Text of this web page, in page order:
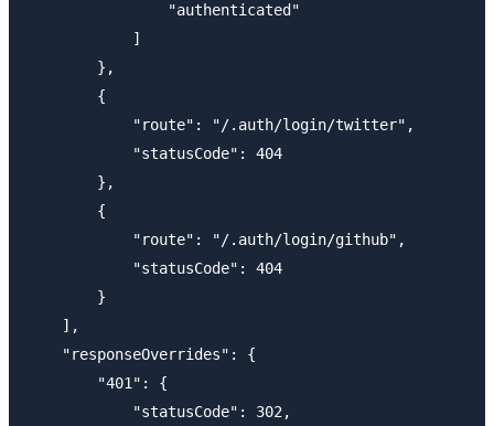
                "authenticated"
            ]
        },
        {
            "route": "/.auth/login/twitter",
            "statusCode": 404
        },
        {
            "route": "/.auth/login/github",
            "statusCode": 404
        }
    ],
    "responseOverrides": {
        "401": {
            "statusCode": 302,